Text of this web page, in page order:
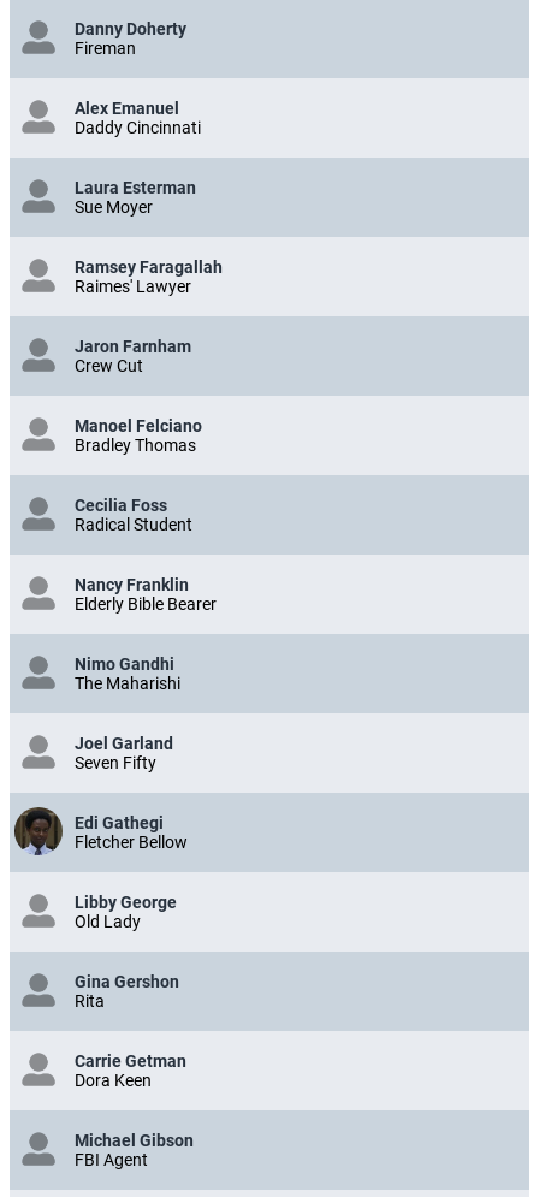
Danny Doherty
Fireman
Alex Emanuel
Daddy Cincinnati
Laura Esterman
Sue Moyer
Ramsey Faragallah
Raimes' Lawyer
Jaron Farnham
Crew Cut
Manoel Felciano
Bradley Thomas
Cecilia Foss
Radical Student
Nancy Franklin
Elderly Bible Bearer
Nimo Gandhi
The Maharishi
Joel Garland
Seven Fifty
Edi Gathegi
Fletcher Bellow
Libby George
Old Lady
Gina Gershon
Rita
Carrie Getman
Dora Keen
Michael Gibson
FBI Agent